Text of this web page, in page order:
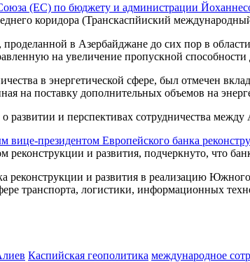
(ЕС) по бюджету и администрации
коридора (Транскаспйиский
в Азербайджане до сих пор в
на увеличение пропускной
в энергетической сфере, был отмечен
на поставку дополнительных объемов на
развитии и перспективах сотрудничества
вице-президентом Европейского банка
и развития, подчеркнуто, что
реконструкции и развития в реализацию
транспорта, логистики, информационных
Каспийская геополитика международное